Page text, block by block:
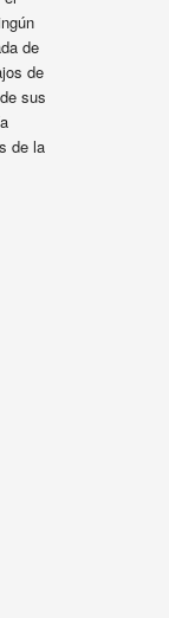
de
de
sus
de la